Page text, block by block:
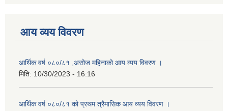
आय व्यय विवरण
आर्थिक वर्ष ०८०/८१ ,असोज महिनाको आय व्यय विवरण ।
मिति: 10/30/2023 - 16:16
आर्थिक वर्ष ०८०/८१ को प्रथम त्रैमासिक आय व्यय विवरण ।